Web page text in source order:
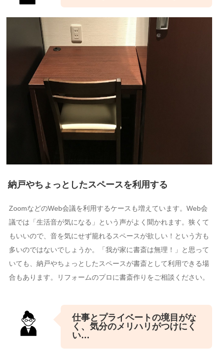
納戸やちょっとしたスペースを利用する
ZoomなどのWeb会議を利用するケースも増えています。Web会
議では「生活音が気になる」という声がよく聞かれます。狭くて
もいいので、音を気にせず籠れるスペースが欲しい！という方も
多いのではないでしょうか。「我が家に書斎は無理！」と思って
いても、納戸やちょっとしたスペースが書斎として利用できる場
合もあります。リフォームのプロに書斎作りをご相談ください。
仕事とプライベートの境目がな
く、気分のメリハリがつけにく
い…